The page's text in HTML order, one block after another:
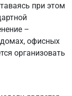
при этом
–
офисных
организовать